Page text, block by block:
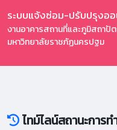
ระบบแจ้งซ่อม-ปรับปรุงอ
งานอาคารสถานที่และภูมิสถาปั
มหาวิทยาลัยราชภัฏนครปฐม
ไทม์ไลน์สถานะการท